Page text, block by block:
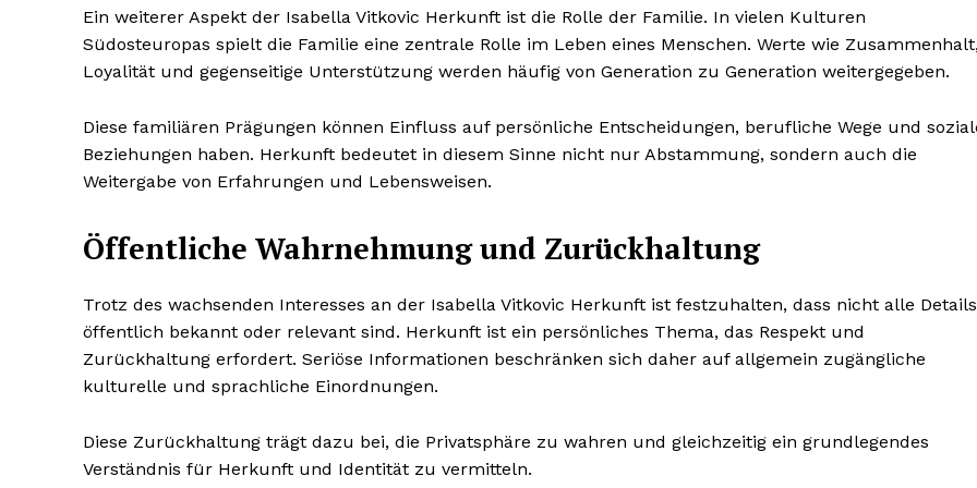
Ein weiterer Aspekt der Isabella Vitkovic Herkunft ist die Rolle der Familie. In vielen Kulturen
Südosteuropas spielt die Familie eine zentrale Rolle im Leben eines Menschen. Werte wie
Loyalität und gegenseitige Unterstützung werden häufig von Generation zu Generation weitergegeben.
Diese familiären Prägungen können Einfluss auf persönliche Entscheidungen, berufliche Wege und
Beziehungen haben. Herkunft bedeutet in diesem Sinne nicht nur Abstammung, sondern auch die
Weitergabe von Erfahrungen und Lebensweisen.
Öffentliche Wahrnehmung und Zurückhaltung
Trotz des wachsenden Interesses an der Isabella Vitkovic Herkunft ist festzuhalten, dass nicht alle Details
öffentlich bekannt oder relevant sind. Herkunft ist ein persönliches Thema, das Respekt und
Zurückhaltung erfordert. Seriöse Informationen beschränken sich daher auf allgemein zugängliche
kulturelle und sprachliche Einordnungen.
Diese Zurückhaltung trägt dazu bei, die Privatsphäre zu wahren und gleichzeitig ein grundlegendes
Verständnis für Herkunft und Identität zu vermitteln.